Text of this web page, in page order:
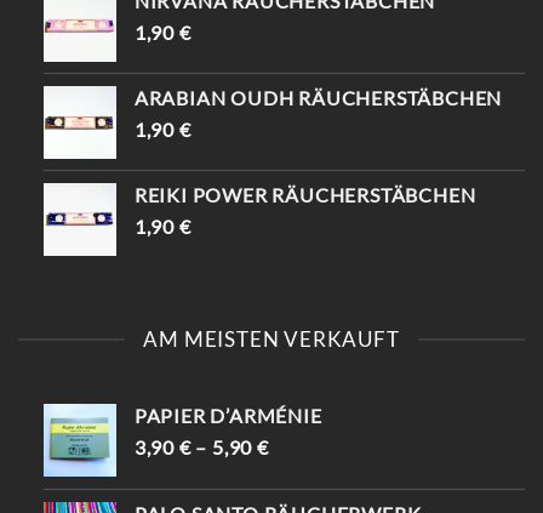
1,90 €
ARABIAN OUDH RÄUCHERSTÄBCHEN
1,90 €
REIKI POWER RÄUCHERSTÄBCHEN
1,90 €
AM MEISTEN VERKAUFT
PAPIER D’ARMÉNIE
3,90 €– 5,90€